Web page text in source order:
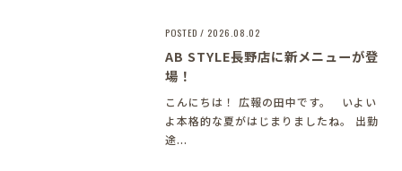
POSTED / 2026.08.02
AB STYLE長野店に新メニューが登
場！
こんにちは！ 広報の田中です。 いよい
よ本格的な夏がはじまりましたね。 出勤
途...